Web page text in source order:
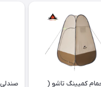
کمپینگ تاشو (